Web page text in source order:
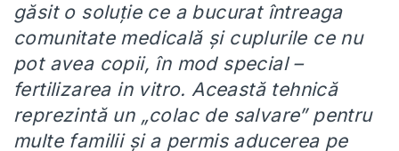
găsit o soluție ce a bucurat întreaga
comunitate medicală și cuplurile ce nu
pot avea copii, în mod special –
fertilizarea in vitro. Această tehnică
reprezintă un „colac de salvare” pentru
multe familii și a permis aducerea pe